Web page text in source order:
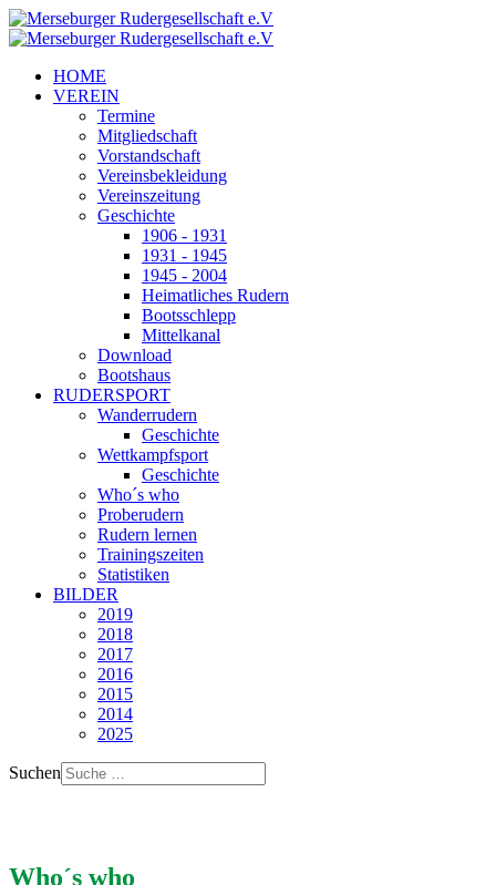
HOME
VEREIN
Termine
Mitgliedschaft
Vorstandschaft
Vereinsbekleidung
Vereinszeitung
Geschichte
1906 - 1931
1931 - 1945
1945 - 2004
Heimatliches Rudern
Bootsschlepp
Mittelkanal
Download
Bootshaus
RUDERSPORT
Wanderrudern
Geschichte
Wettkampfsport
Geschichte
Who´s who
Proberudern
Rudern lernen
Trainingszeiten
Statistiken
BILDER
2019
2018
2017
2016
2015
2014
2025
Suchen
Who´s who